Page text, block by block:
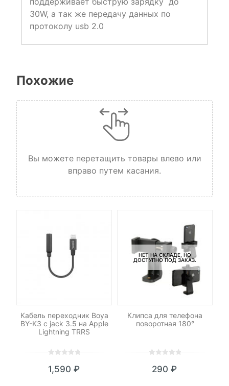
30W, а так же передачу данных по
протоколу usb 2.0
Похожие
Вы можете перетащить товары влево или
вправо путем касания.
Кабель переходник Boya
BY-K3 с jack 3.5 на Apple
Lightning TRRS
out
1,590 ₽
НЕТ НА СКЛАДЕ, НО
ДОСТУПНО ПОД ЗАКАЗ.
Клипса для телефона
поворотная 180°
out
290 ₽